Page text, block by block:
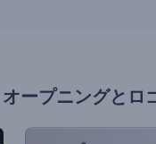
オープニングとロ